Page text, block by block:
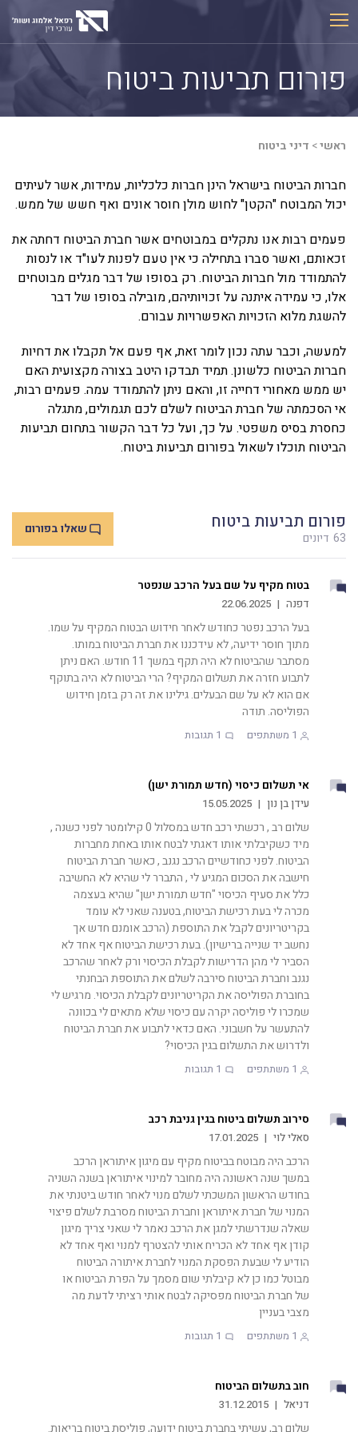
Skip
to
content
פורום תביעות ביטוח
ראשי> דיני ביטוח
חברות הביטוח בישראל הינן חברות כלכליות, עמידות, אשר לעיתים
יכול המבוטח "הקטן" לחוש מולן חוסר אונים ואף חשש של ממש.
פעמים רבות אנו נתקלים במבוטחים אשר חברת הביטוח דחתה את
זכאותם, ואשר סברו בתחילה כי אין טעם לפנות לעו"ד או לנסות
להתמודד מול חברות הביטוח. רק בסופו של דבר מגלים מבוטחים
אלו, כי עמידה איתנה על זכויותיהם, מובילה בסופו של דבר
להשגת מלוא הזכויות האפשרויות עבורם.
למעשה, וכבר עתה נכון לומר זאת, אף פעם אל תקבלו את דחיות
חברות הביטוח כלשונן. תמיד תבדקו היטב בצורה מקצועית האם
יש ממש מאחורי דחייה זו, והאם ניתן להתמודד עמה. פעמים רבות,
אי הסכמתה של חברת הביטוח לשלם לכם תגמולים, מתגלה
כחסרת בסיס משפטי. על כך, ועל כל דבר הקשור בתחום תביעות
הביטוח תוכלו לשאול בפורום תביעות ביטוח.
פורום תביעות ביטוח
63 דיונים
שאלו בפורום
בטוח מקיף על שם בעל הרכב שנפטר
דפנה |
22.06.2025
בעל הרכב נפטר כחודש לאחר חידוש הבטוח המקיף על שמו.
מתוך חוסר ידיעה, לא עידכננו את חברת הביטוח במותו.
מסתבר שהביטוח לא היה תקף במשך 11 חודש. האם ניתן
לתבוע חזרה את תשלום המקיף? הרי הביטוח לא היה בתוקף
אם הוא לא על שם הבעלים. גילינו את זה רק בזמן חידוש
הפוליסה. תודה
משתתפים תגובות
אי תשלום כיסוי (חדש תמורת ישן)
עידן בן נון |
15.05.2025
שלום רב , רכשתי רכב חדש במסלול 0 קילומטר לפני כשנה ,
מיד כשקיבלתי אותו דאגתי לבטח אותו באחת מחברות
הביטוח. לפני כחודשיים הרכב נגנב , כאשר חברת הביטוח
חישבה את הסכום המגיע לי , התברר לי שהיא לא החשיבה
כלל את סעיף הכיסוי "חדש תמורת ישן" שהיא בעצמה
מכרה לי בעת רכישת הביטוח, בטענה שאני לא עומד
בקריטריונים לקבל את התוספת (הרכב אומנם חדש אך
נחשב יד שנייה ברישיון). בעת רכישת הביטוח אף אחד לא
הסביר לי מהן הדרישות לקבלת הכיסוי ורק לאחר שהרכב
נגנב וחברת הביטוח סירבה לשלם את התוספת הבחנתי
בחוברת הפוליסה את הקריטריונים לקבלת הכיסוי. מרגיש לי
שמכרו לי פוליסה יקרה עם כיסוי שלא מתאים לי בכוונה
להתעשר על חשבוני. האם כדאי לתבוע את חברת הביטוח
ולדרוש את התשלום בגין הכיסוי?
משתתפים תגובות
סירוב תשלום ביטוח בגין גניבת רכב
סאלי לוי |
17.01.2025
הרכב היה מבוטח בביטוח מקיף עם מיגון איתוראן הרכב
במשך שנה ראשונה היה מחובר למינוי איתוראן בשנה השניה
בחודש הראשון המשכתי לשלם מנוי לאחר חודש ביטנתי את
המנוי של חברת איתוראן וחברת הביטוח מסרבת לשלם פיצוי
שאלה שנדרשתי למגן את הרכב נאמר לי שאני צריך מיגון
קודן אף אחד לא הכריח אותי להצטרף למנוי ואף אחד לא
הודיע לי שבעת הפסקת המנוי לחברת איתורה הביטוח
מבוטל כמו כן לא קיבלתי שום מסמך על הפרת הביטוח או
של חברת הביטוח מפסיקה לבטח אותי רציתי לדעת מה
מצבי בעניין
משתתפים תגובות
חוב בתשלום הביטוח
דניאל |
31.12.2015